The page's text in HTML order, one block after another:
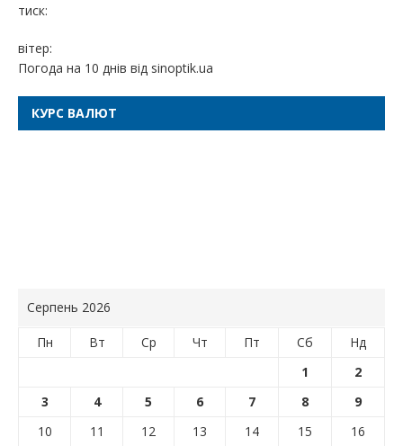
тиск:
вітер:
Погода на 10 днів від sinoptik.ua
КУРС ВАЛЮТ
Серпень 2026
Пн Вт Ср Чт Пт Сб
Нд
1
2
3
4 5 6 7 8
9
10
11 12 13 14 15
16